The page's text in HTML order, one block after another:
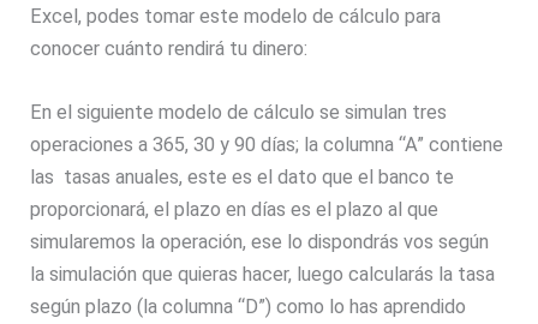
Excel, podes tomar este modelo de cálculo para
conocer cuánto rendirá tu dinero:
En el siguiente modelo de cálculo se simulan tres
operaciones a 365, 30 y 90 días; la columna “A” contiene
las tasas anuales, este es el dato que el banco te
proporcionará, el plazo en días es el plazo al que
simularemos la operación, ese lo dispondrás vos según
la simulación que quieras hacer, luego calcularás la tasa
según plazo (la columna “D”) como lo has aprendido